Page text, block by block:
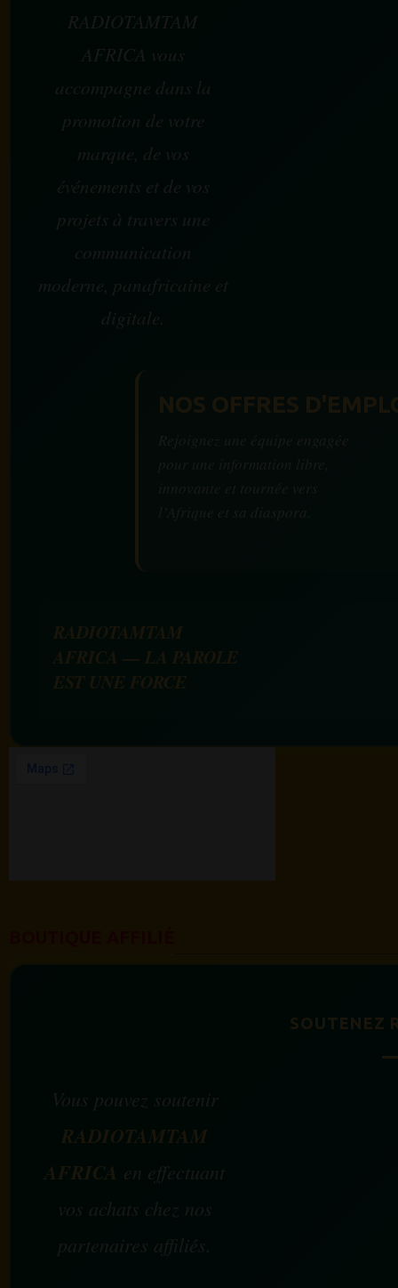
RADIOTAMTAM
AFRICA vous
accompagne dans la
promotion de votre
marque, de vos
événements et de vos
projets à travers une
communication
moderne, panafricaine et
digitale.
SOUTENEZ
Vous pouvez soutenir
RADIOTAMTAM
AFRICA en effectuant
vos achats chez nos
partenaires affiliés.